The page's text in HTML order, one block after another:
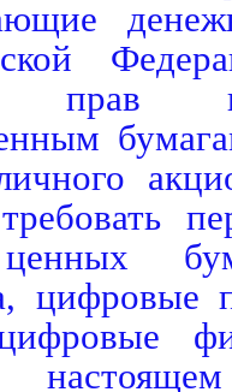
прав
цифровые